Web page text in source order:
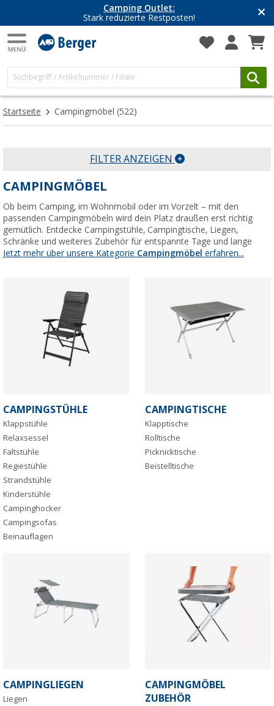
Camping Outlet:
Stark reduzierte Restposten!
Startseite Campingmöbel (522)
FILTER ANZEIGEN
CAMPINGMÖBEL
Ob beim Camping, im Wohnmobil oder im Vorzelt – mit den
passenden Campingmöbeln wird dein Platz draußen erst richtig
gemütlich. Entdecke Campingstühle, Campingtische, Liegen,
Schränke und weiteres Zubehör für entspannte Tage und lange
Jetzt mehr über unsere Kategorie Campingmöbel erfahren...
CAMPINGSTÜHLE
Klappstühle
Relaxsessel
Faltstühle
Regiestühle
Strandstühle
Kinderstühle
Campinghocker
Campingsofas
Beinauflagen
CAMPINGTISCHE
Klapptische
Rolltische
Picknicktische
Beistelltische
CAMPINGLIEGEN
Liegen
CAMPINGMÖBEL
ZUBEHÖR